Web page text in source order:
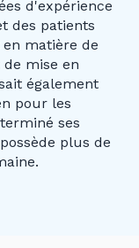
d'expérience
des patients
matière de
mise en
également
pour les
ses
plus de